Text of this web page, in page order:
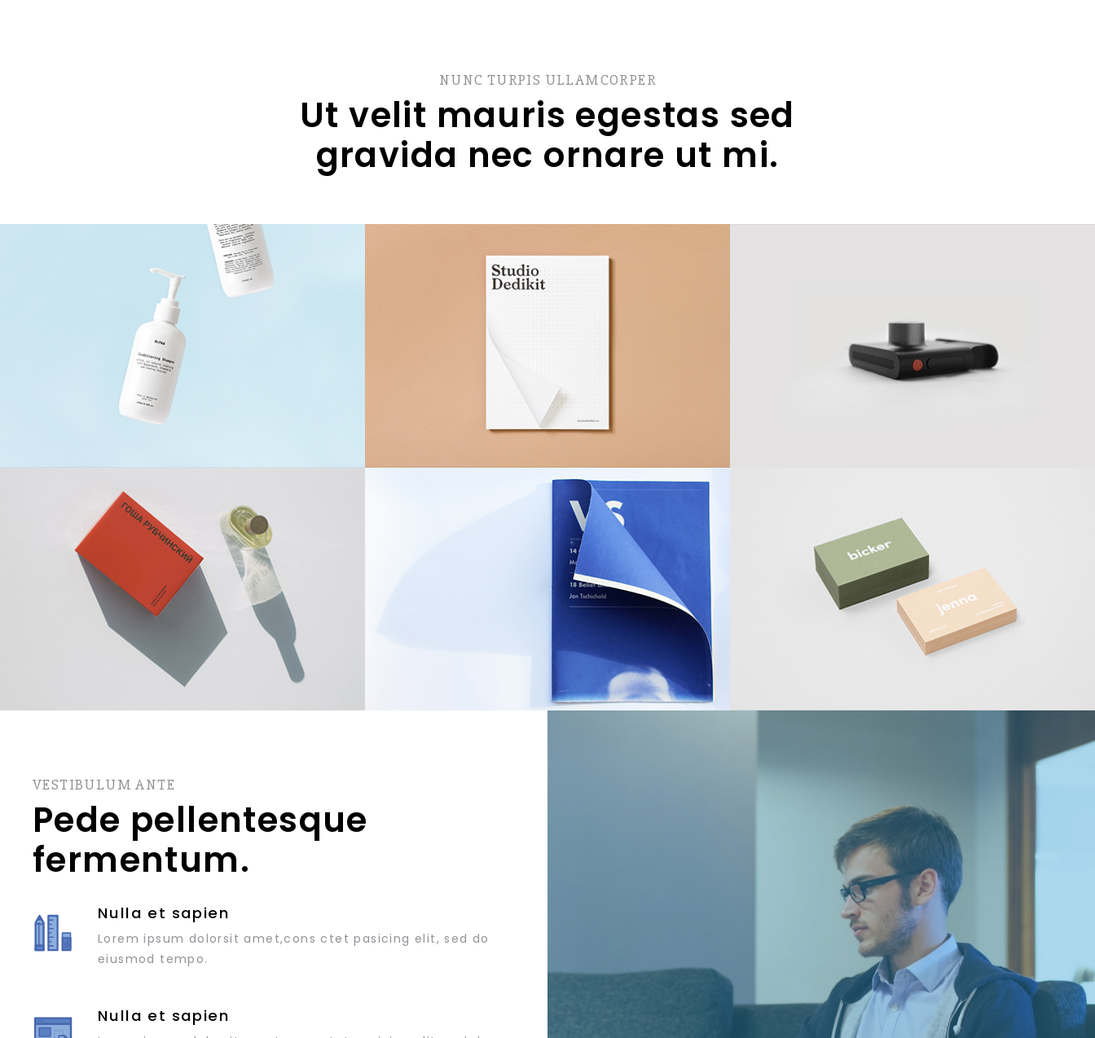
NUNC TURPIS ULLAMCORPER
Ut velit mauris egestas sed
gravida nec ornare ut mi.
VESTIBULUM ANTE
Pede pellentesque
fermentum.
Nulla et sapien
Lorem ipsum dolorsit amet,cons ctet pasicing elit, sed do
eiusmod tempo.
Nulla et sapien